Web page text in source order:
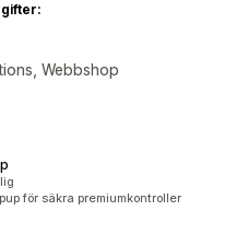
Webbshop
för säkra premiumkontroller